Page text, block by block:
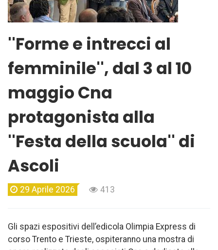
''Forme e intrecci al
femminile'', dal 3 al 10
maggio Cna
protagonista alla
''Festa della scuola'' di
Ascoli
29 Aprile 2026 413
Gli spazi espositivi dell’edicola Olimpia Express di
corso Trento e Trieste, ospiteranno una mostra di